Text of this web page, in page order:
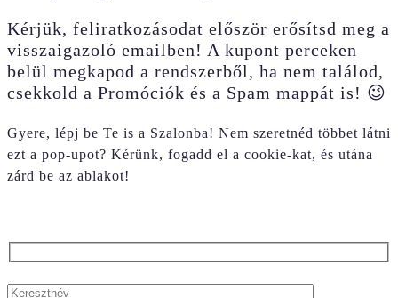
Kérjük, feliratkozásodat először erősítsd meg a
visszaigazoló emailben! A kupont perceken
belül megkapod a rendszerből, ha nem találod,
csekkold a Promóciók és a Spam mappát is! 😉
Gyere, lépj be Te is a Szalonba! Nem szeretnéd többet látni
ezt a pop-upot? Kérünk, fogadd el a cookie-kat, és utána
zárd be az ablakot!